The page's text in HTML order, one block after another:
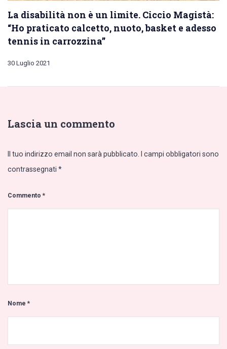
La disabilità non è un limite. Ciccio Magistà:
“Ho praticato calcetto, nuoto, basket e adesso
tennis in carrozzina”
30 Luglio 2021
Lascia un commento
Il tuo indirizzo email non sarà pubblicato.
I campi obbligatori sono
contrassegnati *
Commento*
Nome*